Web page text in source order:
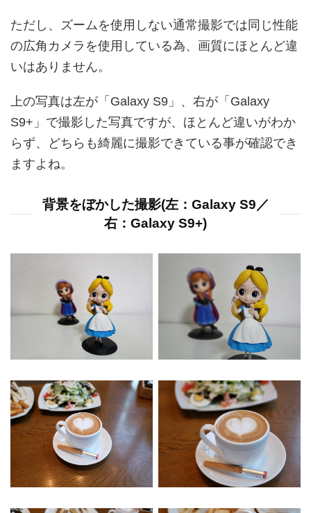
ただし、ズームを使用しない通常撮影では同じ性能
の広角カメラを使用している為、画質にほとんど違
いはありません。
上の写真は左が「Galaxy S9」、右が「Galaxy
S9+」で撮影した写真ですが、ほとんど違いがわか
らず、どちらも綺麗に撮影できている事が確認でき
ますよね。
背景をぼかした撮影(左：Galaxy S9／
右：Galaxy S9+)